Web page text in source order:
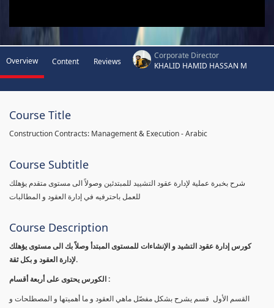
Overview Content Reviews
Corporate Director
KHALID HAMID HASSAN M
Course Title
Construction Contracts: Management & Execution - Arabic
Course Subtitle
شرح بخبرة عملية لإدارة عقود التشييد للمبتدئين وصولاً الى مستوى متقدم يؤهلك
للعمل باحترفيه في إدارة العقود و المطالبات
Course Description
كورس إدارة عقود التشيد و الإنشاءات للمستوى المبتدأ وصلاً بك الى مستوى يؤهلك
لإدارة العقود و بكل ثقة.
الكورس يحتوى على أربعة أقسام :
القسم الأول قسم يشرح بشكل مفصّل ماهي العقود و ما أهميتها و المصطلحات و